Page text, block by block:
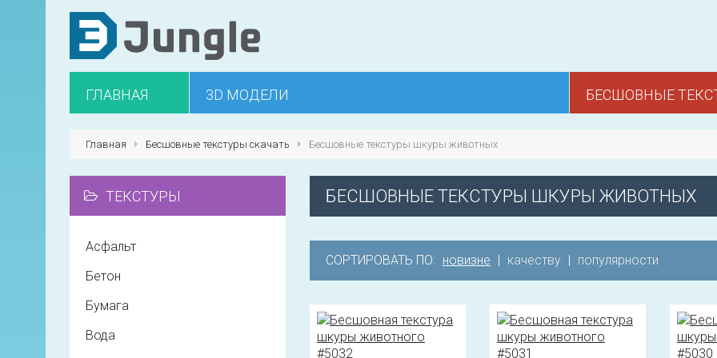
ГЛАВНАЯ 3D МОДЕЛИ БЕСШОВНЫЕ
Главная Бесшовные текстуры скачать Бесшовные текстуры шкуры животных
БЕСШОВНЫЕ ТЕКСТУРЫ ШКУРЫ ЖИВОТНЫХ
СОРТИРОВАТЬ ПО: новизне | качеству | популярности
ТЕКСТУРЫ
Асфальт
Бетон
Бумага
Вода